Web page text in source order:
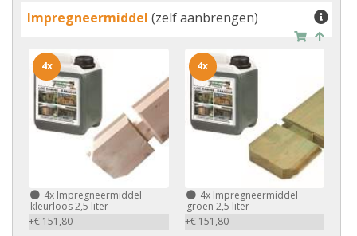
Impregneermiddel (zelf aanbrengen)
4x Impregneermiddel
kleurloos 2,5 liter
+€ 151,80
4x
4xImpregneermiddel
groen 2,5 liter
+€ 151,80
4x